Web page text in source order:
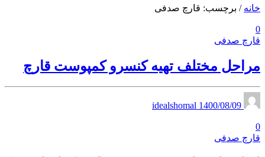
خانه / برچسب: قارچ صدفی
0
قارچ صدفی
مراحل مختلف تهیه کنسرو کمپوست قارچ
1400/08/09
0
قارچ صدفی